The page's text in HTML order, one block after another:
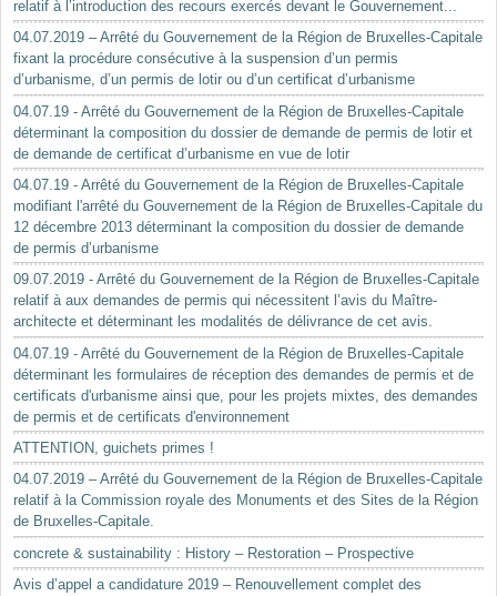
relatif à l’introduction des recours exercés devant le Gouvernement...
04.07.2019 – Arrêté du Gouvernement de la Région de Bruxelles-Capitale
fixant la procédure consécutive à la suspension d’un permis
d’urbanisme, d’un permis de lotir ou d’un certificat d’urbanisme
04.07.19 - Arrêté du Gouvernement de la Région de Bruxelles-Capitale
déterminant la composition du dossier de demande de permis de lotir et
de demande de certificat d’urbanisme en vue de lotir
04.07.19 - Arrêté du Gouvernement de la Région de Bruxelles-Capitale
modifiant l'arrêté du Gouvernement de la Région de Bruxelles-Capitale du
12 décembre 2013 déterminant la composition du dossier de demande
de permis d’urbanisme
09.07.2019 - Arrêté du Gouvernement de la Région de Bruxelles-Capitale
relatif à aux demandes de permis qui nécessitent l’avis du Maître-
architecte et déterminant les modalités de délivrance de cet avis.
04.07.19 - Arrêté du Gouvernement de la Région de Bruxelles-Capitale
déterminant les formulaires de réception des demandes de permis et de
certificats d'urbanisme ainsi que, pour les projets mixtes, des demandes
de permis et de certificats d'environnement
ATTENTION, guichets primes !
04.07.2019 – Arrêté du Gouvernement de la Région de Bruxelles-Capitale
relatif à la Commission royale des Monuments et des Sites de la Région
de Bruxelles-Capitale.
concrete & sustainability : History – Restoration – Prospective
Avis d’appel a candidature 2019 – Renouvellement complet des